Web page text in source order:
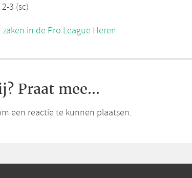
3 (sc)
in de Pro League Heren
Praat mee...
een reactie te kunnen plaatsen.